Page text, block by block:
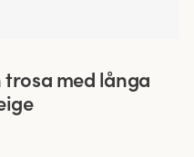
med långa